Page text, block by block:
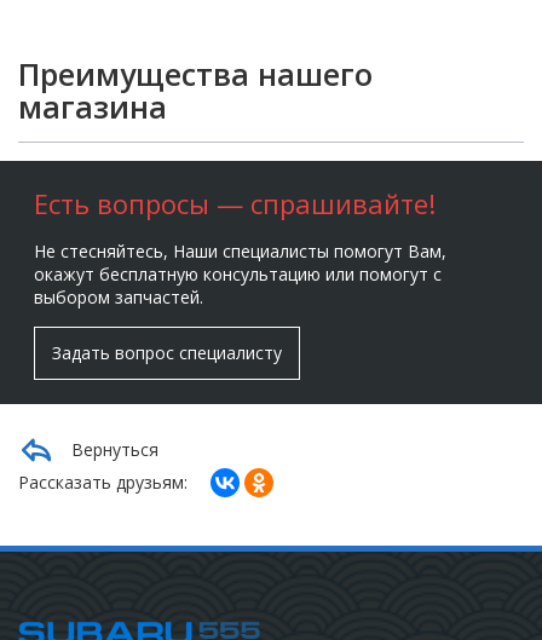
Преимущества нашего
магазина
Есть вопросы — спрашивайте!
Не стесняйтесь, Наши специалисты помогут Вам,
окажут бесплатную консультацию или помогут с
выбором запчастей.
Задать вопрос специалисту
Вернуться
Рассказать друзьям: